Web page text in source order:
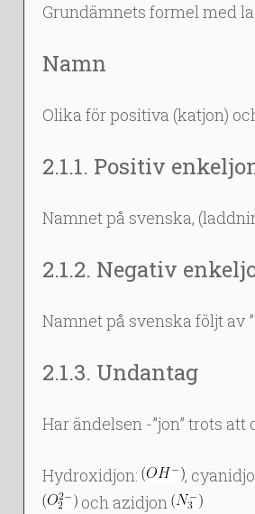
Grundämnets formel med
Namn
Olika för positiva (katjon)
2.1.1. Positiv
Namnet på svenska,
2.1.2. Negativ
Namnet på svenska följt av
2.1.3. Undantag
Har ändelsen -”jon” trots att
Hydroxidjon: ,
och azidjon